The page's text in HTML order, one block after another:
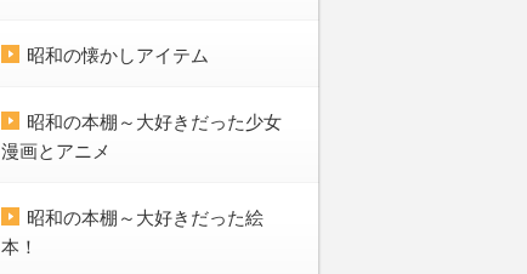
昭和の懐かしアイテム
昭和の本棚～大好きだった少女
漫画とアニメ
昭和の本棚～大好きだった絵
本！